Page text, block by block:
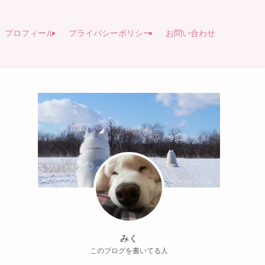
プロフィール プライバシーポリシー お問い合わせ
みく
このブログを書いてる人